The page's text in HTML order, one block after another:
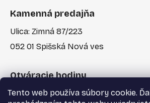
Tento web používa súbory cookie.
Kamenná predajňa
Ulica: Zimná 87/223
052 01 Spišská Nová ves
Otváracie hodiny
Po-Pia: 7:30 - 17:00